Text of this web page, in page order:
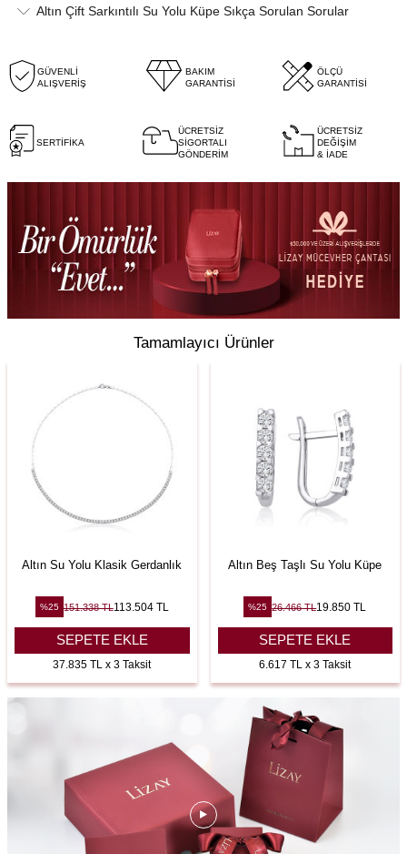
Altın Çift Sarkıntılı Su Yolu Küpe Sıkça Sorulan Sorular
GÜVENLİ
ALIŞVERİŞ
BAKIM
GARANTİSİ
ÖLÇÜ
GARANTİSİ
SERTİFİKA
ÜCRETSİZ
SİGORTALI
GÖNDERİM
ÜCRETSİZ
DEĞİŞİM
& İADE
Tamamlayıcı Ürünler
Altın Su Yolu Klasik Gerdanlık
%25 151.338TL113.504TL
SEPETE EKLE
37.835 TL x 3 Taksit
Altın Beş Taşlı Su Yolu Küpe
%25 26.466TL19.850 TL
SEPETE EKLE
6.617 TL x 3 Taksit